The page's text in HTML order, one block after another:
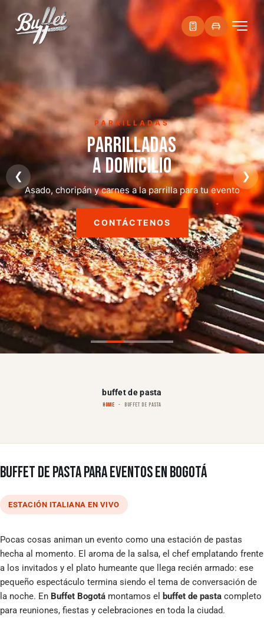
PARRILLADAS
PARRILLADAS
A DOMICILIO
Asado, choripán y carnes a la parrilla para tu evento
CONTÁCTENOS
❮ ❯
buffet de pasta
HOME BUFFET DE PASTA
BUFFET DE PASTA PARA EVENTOS EN BOGOTÁ
ESTACIÓN ITALIANA EN VIVO
Pocas cosas animan un evento como una estación de pastas
hecha al momento. El aroma de la salsa, el chef emplatando frente
a los invitados y el plato humeante que llega recién armado: ese
pequeño espectáculo termina siendo el tema de conversación de
la noche. En Buffet Bogotá montamos el buffet de pasta completo
para reuniones, fiestas y celebraciones en toda la ciudad.